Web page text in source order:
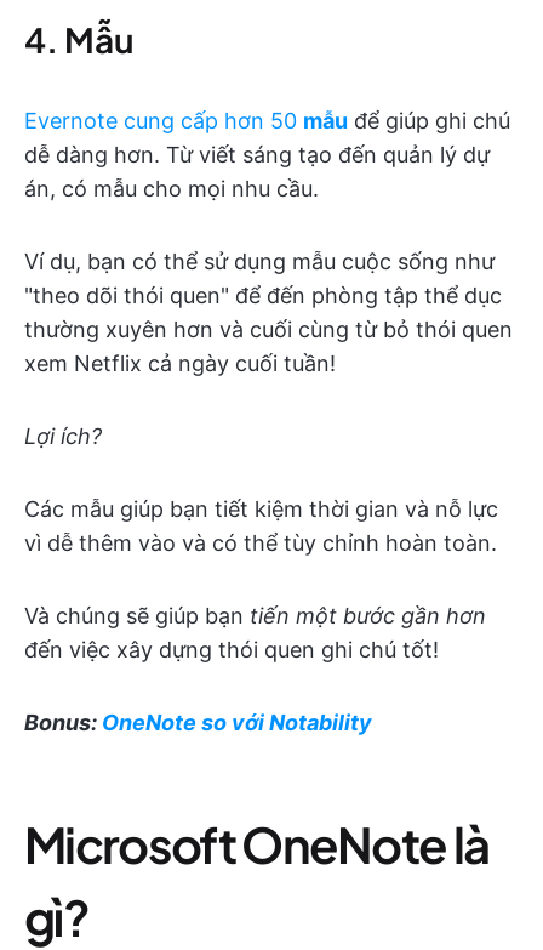
4. Mẫu
Evernote cung cấp hơn 50 mẫu để giúp ghi chú
dễ dàng hơn. Từ viết sáng tạo đến quản lý dự
án, có mẫu cho mọi nhu cầu.
Ví dụ, bạn có thể sử dụng mẫu cuộc sống như
"theo dõi thói quen" để đến phòng tập thể dục
thường xuyên hơn và cuối cùng từ bỏ thói quen
xem Netflix cả ngày cuối tuần!
Lợi ích?
Các mẫu giúp bạn tiết kiệm thời gian và nỗ lực
vì dễ thêm vào và có thể tùy chỉnh hoàn toàn.
Và chúng sẽ giúp bạn tiến một bước gần hơn
đến việc xây dựng thói quen ghi chú tốt!
Bonus: OneNote so với Notability
Microsoft OneNote là
gì?